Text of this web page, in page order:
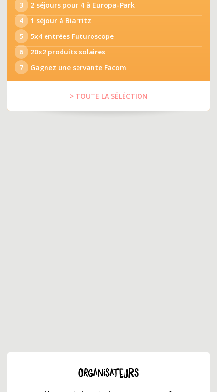
3
2 séjours pour 4 à Europa-Park
4
1 séjour à Biarritz
5
5x4 entrées Futuroscope
6
20x2 produits solaires
7
Gagnez une servante Facom
> TOUTE LA SÉLÉCTION
ORGANISATEURS